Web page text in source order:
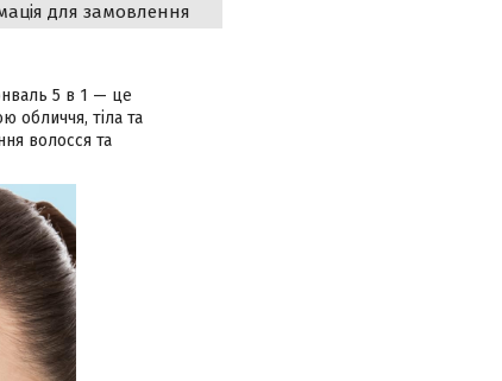
для замовлення
5 в 1 — це
обличчя, тіла та
волосся та